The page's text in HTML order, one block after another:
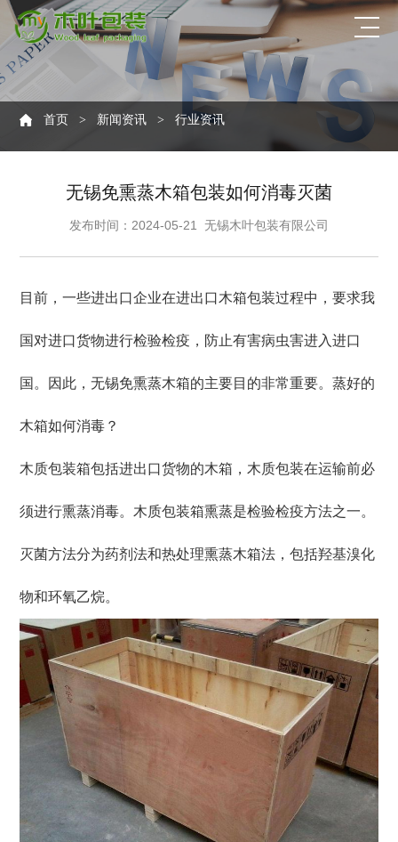
首页 > 新闻资讯 > 行业资讯
无锡免熏蒸木箱包装如何消毒灭菌
发布时间：2024-05-21 无锡木叶包装有限公司
目前，一些进出口企业在进出口木箱包装过程中，要求我
国对进口货物进行检验检疫，防止有害病虫害进入进口
国。因此，无锡免熏蒸木箱的主要目的非常重要。蒸好的
木箱如何消毒？
木质包装箱包括进出口货物的木箱，木质包装在运输前必
须进行熏蒸消毒。木质包装箱熏蒸是检验检疫方法之一。
灭菌方法分为药剂法和热处理熏蒸木箱法，包括羟基溴化
物和环氧乙烷。